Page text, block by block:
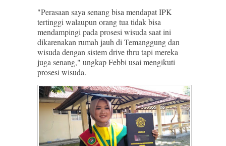
"Perasaan saya senang bisa mendapat IPK
tertinggi walaupun orang tua tidak bisa
mendampingi pada prosesi wisuda saat ini
dikarenakan rumah jauh di Temanggung dan
wisuda dengan sistem drive thru tapi mereka
juga senang," ungkap Febbi usai mengikuti
prosesi wisuda.